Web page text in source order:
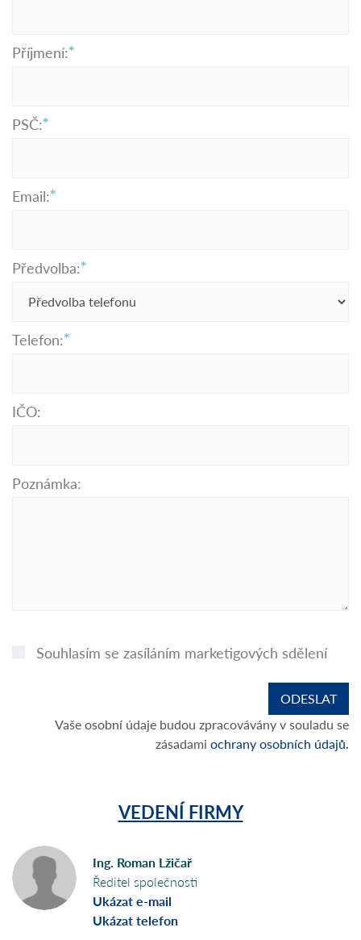
Příjmení:
PSČ:
Email:
Předvolba:
Telefon:
IČO:
Poznámka:
Souhlasím se zasíláním marketigových sdělení
Vaše osobní údaje budou zpracovávány v souladu se
zásadami ochrany osobních údajů.
VEDENÍ FIRMY
Ing. Roman Lžičař
Ředitel společnosti
Ukázat e-mail
Ukázat telefon